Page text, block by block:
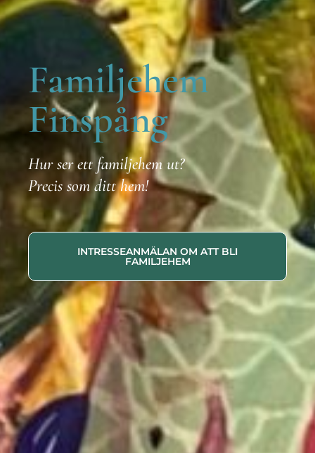
Familjehem
Finspång
Hur ser ett familjehem ut?
Precis som ditt hem!
INTRESSEANMÄLAN OM ATT BLI
FAMILJEHEM